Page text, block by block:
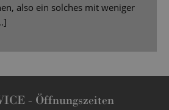
also ein solches mit weniger
- Öffnungszeiten